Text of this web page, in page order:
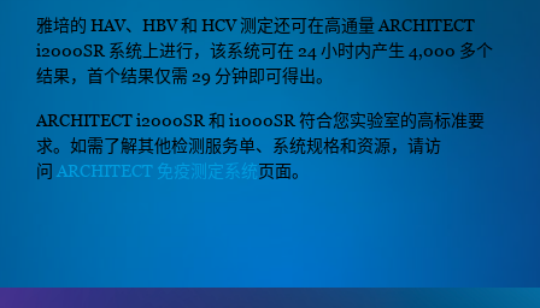
雅培的 HAV、HBV 和 HCV 测定还可在高通量 ARCHITECT
i2000SR 系统上进行，该系统可在 24 小时内产生 4,000 多个
结果，首个结果仅需 29 分钟即可得出。
ARCHITECT i2000SR 和 i1000SR 符合您实验室的高标准要
求。如需了解其他检测服务单、系统规格和资源，请访
问 ARCHITECT 免疫测定系统页面。